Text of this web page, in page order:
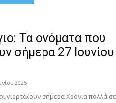
Τα ονόματα που
σήμερα 27 Ιουνίου
2025
γιορτάζουν σήμερα Χρόνια πολλά σε